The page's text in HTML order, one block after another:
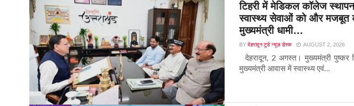
टिहरी में मेडिकल कॉलेज
स्वास्थ्य सेवाओं को और मजबूत
मुख्यमंत्री धामी…
BY देहरादून टुडे न्यूज़ डेस्क AUGUST 2, 2026
देहरादून, 2 अगस्त। मुख्यमंत्री पुष्कर
मुख्यमंत्री आवास में स्वास्थ्य एवं...